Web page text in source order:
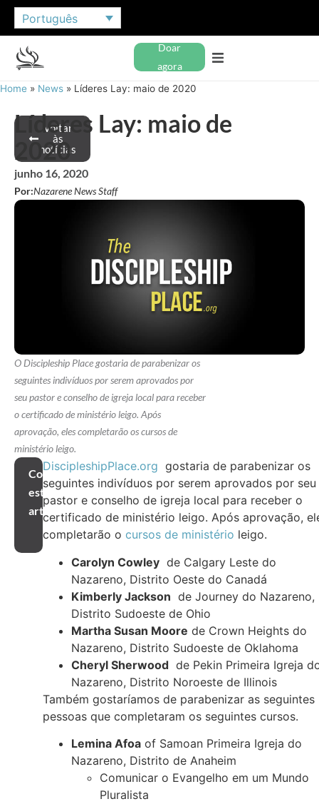
Português
Doar
agora
Home » News » Líderes Lay: maio de 2020
Voltar
às
notícias
Líderes Lay: maio de
2020
junho 16, 2020
Por:Nazarene News Staff
O Discipleship Place gostaria de parabenizar os
seguintes indivíduos por serem aprovados por
seu pastor e conselho de igreja local para receber
o certificado de ministério leigo. Após
aprovação, eles completarão os cursos de
ministério leigo.
Compartilhar
este
artigo
DiscipleshipPlace.org gostaria de parabenizar os
seguintes indivíduos por serem aprovados por seu
pastor e conselho de igreja local para receber o
certificado de ministério leigo. Após aprovação,
completarão o cursos de ministério leigo.
Carolyn Cowley de Calgary Leste do
Nazareno, Distrito Oeste do Canadá
Kimberly Jackson de Journey do Nazareno,
Distrito Sudoeste de Ohio
Martha Susan Moore de Crown Heights do
Nazareno, Distrito Sudoeste de Oklahoma
Cheryl Sherwood de Pekin Primeira Igreja
Nazareno, Distrito Noroeste de Illinois
Também gostaríamos de parabenizar as seguintes
pessoas que completaram os seguintes cursos.
Lemina Afoa of Samoan Primeira Igreja do
Nazareno, Distrito de Anaheim
Comunicar o Evangelho em um Mundo
Pluralista